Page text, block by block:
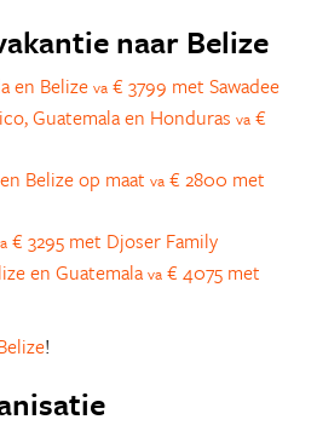
naar Belize
en Belize va € 3799 met Sawadee
Guatemala en Honduras va €
Belize op maat va € 2800 met
€ 3295 met Djoser Family
en Guatemala va € 4075 met
!